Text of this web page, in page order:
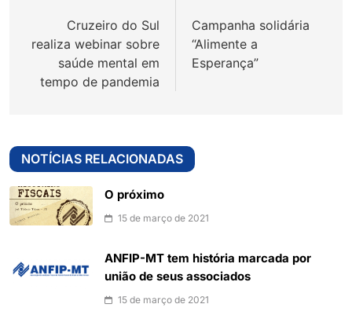
Post
Cruzeiro do Sul
realiza webinar sobre
saúde mental em
tempo de pandemia
Campanha solidária
“Alimente a
Esperança”
NOTÍCIAS RELACIONADAS
O próximo
15 de março de 2021
ANFIP-MT tem história marcada por
união de seus associados
15 de março de 2021